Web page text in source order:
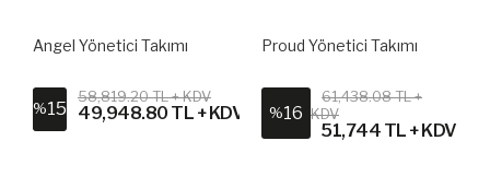
Angel Yönetici Takımı
%15
58,819.20 TL + KDV
49,948.80 TL + KDV
Proud Yönetici Takımı
%16
61,438.08 TL +
KDV
51,744 TL + KDV